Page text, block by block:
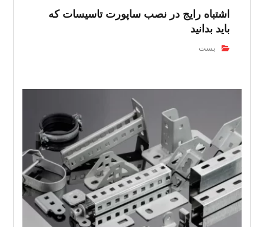
اشتباه رایج در نصب ساپورت تاسیسات که
باید بدانید
بست